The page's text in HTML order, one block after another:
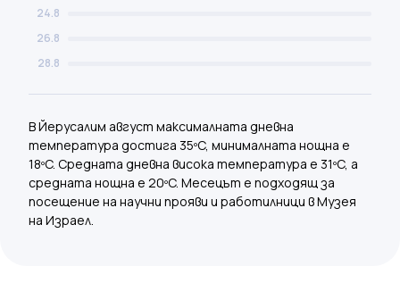
24.8
26.8
28.8
В Йерусалим август максималната дневна
температура достига 35ºC, минималната нощна е
18ºC. Средната дневна висока температура е 31ºC, а
средната нощна е 20ºC. Месецът е подходящ за
посещение на научни прояви и работилници в Музея
на Израел.